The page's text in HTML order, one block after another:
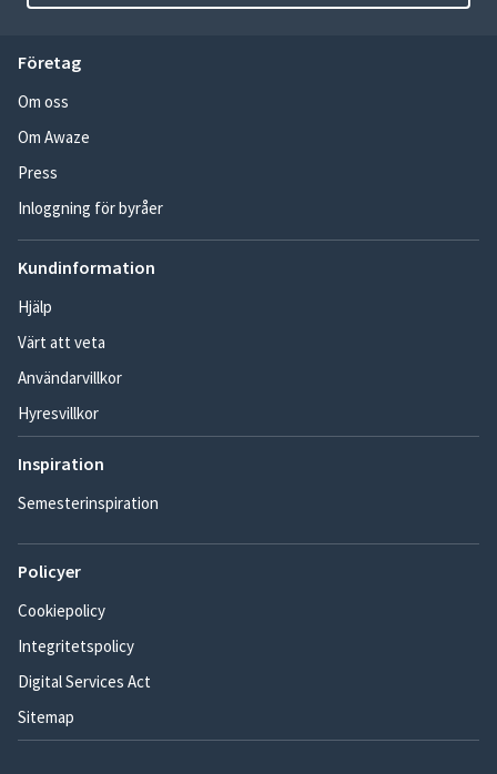
Företag
Om oss
Om Awaze
Press
Inloggning för byråer
Kundinformation
Hjälp
Värt att veta
Användarvillkor
Hyresvillkor
Inspiration
Semesterinspiration
Policyer
Cookiepolicy
Integritetspolicy
Digital Services Act
Sitemap